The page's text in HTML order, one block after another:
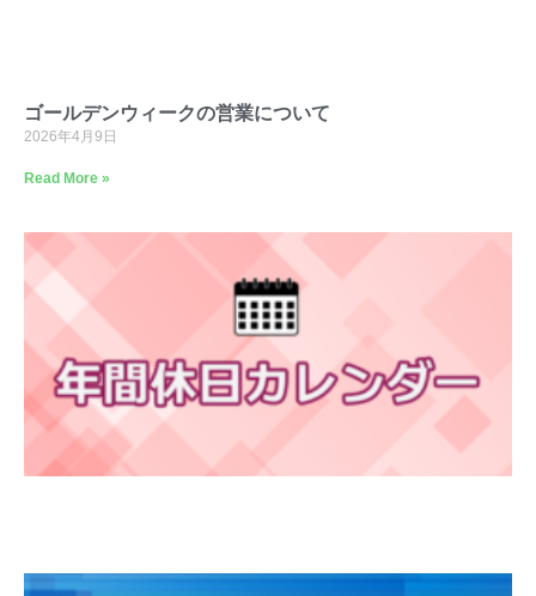
ゴールデンウィークの営業について
2026年4月9日
Read More »